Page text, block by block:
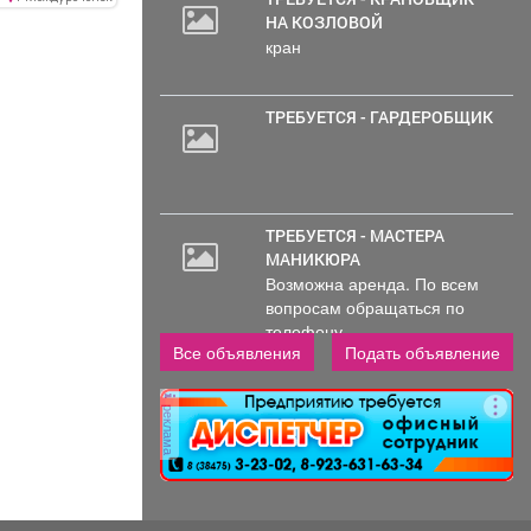
НА КОЗЛОВОЙ
кран
ТРЕБУЕТСЯ - ГАРДЕРОБЩИК
ТРЕБУЕТСЯ - МАСТЕРА
МАНИКЮРА
Возможна аренда. По всем
вопросам обращаться по
телефону..
Все объявления
Подать объявление
реклама